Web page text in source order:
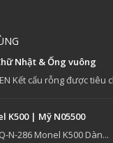
Nhật & Ống vuông
EN Kết cấu rỗng được tiêu
K500 | Mỹ N05500
N-286 Monel K500 Dàn...